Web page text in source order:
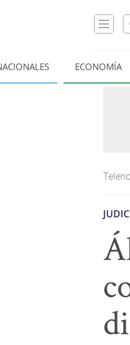
ECONOMÍA